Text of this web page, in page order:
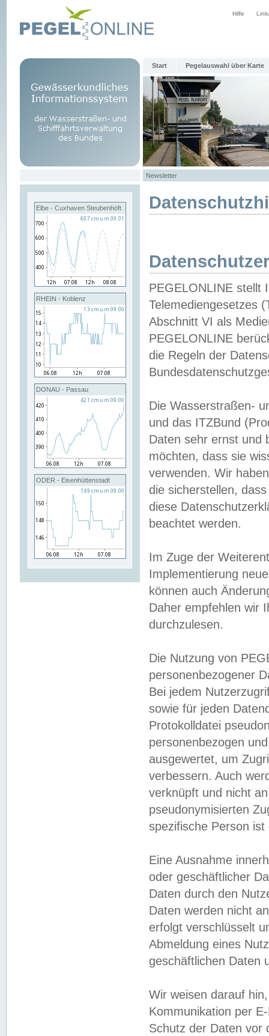
Hilfe
Start Pegelauswahl über Karte
Newsletter
Elbe - Cuxhaven Steubenhöft
RHEIN - Koblenz
DONAU - Passau
ODER - Eisenhüttenstadt
PEGELONLINE stellt
Telemediengesetzes
Abschnitt VI als
PEGELONLINE
die Regeln der
Die Wasserstraßen-
und das ITZBund
Daten sehr ernst und
möchten, dass sie
verwenden. Wir
die sicherstellen,
diese
beachtet werden.
Im Zuge der
Implementierung
können auch
Daher empfehlen wir
durchzulesen.
Die Nutzung von
personenbezogener
Bei jedem
sowie für jeden
Protokolldatei
personenbezogen
ausgewertet, um
verbessern. Auch
verknüpft und nicht
pseudonymisierten
spezifische Person
Eine Ausnahme
oder geschäftlicher
Daten durch den
Daten werden nicht
erfolgt verschlüsselt
Abmeldung eines
geschäftlichen Daten
Wir weisen darauf
Kommunikation per
Schutz der Daten vor